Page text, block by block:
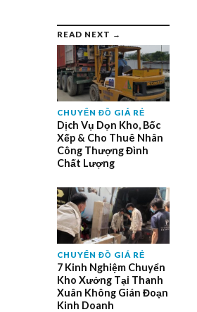
READ NEXT →
CHUYỂN ĐỒ GIÁ RẺ
Dịch Vụ Dọn Kho, Bốc
Xếp & Cho Thuê Nhân
Công Thượng Đình
Chất Lượng
CHUYỂN ĐỒ GIÁ RẺ
7 Kinh Nghiệm Chuyển
Kho Xưởng Tại Thanh
Xuân Không Gián Đoạn
Kinh Doanh